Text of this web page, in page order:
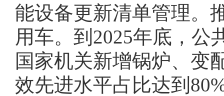
能设备更新清单管理。
用车。到2025年底，公
国家机关新增锅炉、变
效先进水平占比达到